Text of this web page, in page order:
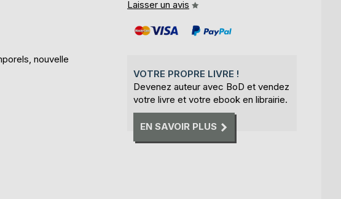
nouvelle
Laisser un avis
VOTRE PROPRE LIVRE !
Devenez auteur avec BoD et vendez
votre livre et votre ebook en librairie.
EN SAVOIR PLUS